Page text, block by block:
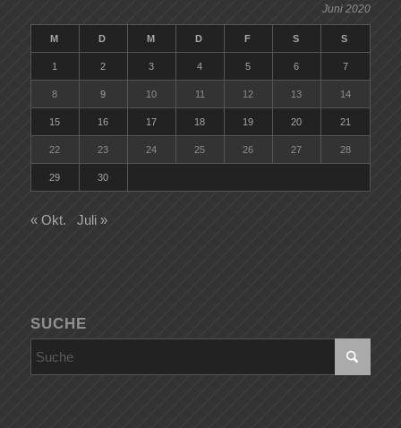
Juni 2020
M D M D F S S
1 2 3 4 5 6 7
8 9 10 11 12 13 14
15 16 17 18 19 20 21
22 23 24 25 26 27 28
29 30
« Okt. Juli »
SUCHE